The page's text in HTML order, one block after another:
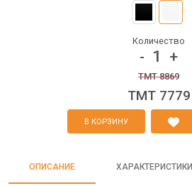
Количество
- 1 +
TMT 8869
TMT 7779
В КОРЗИНУ
ОПИСАНИЕ ХАРАКТЕРИСТИКИ